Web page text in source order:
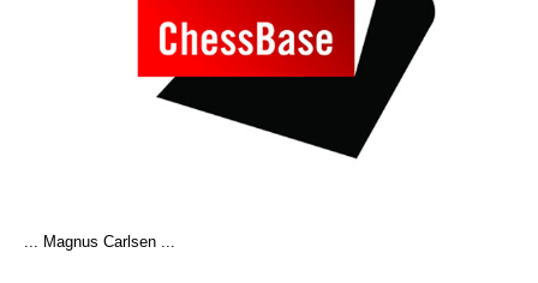
... Magnus Carlsen ...